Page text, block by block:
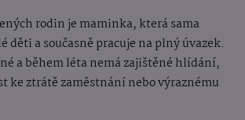
rodin je maminka, která sama
děti a současně pracuje na plný úvazek.
a během léta nemá zajištěné hlídání,
ke ztrátě zaměstnání nebo výraznému